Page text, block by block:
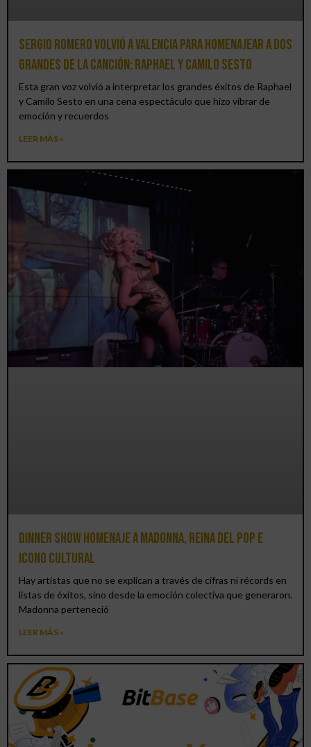
Sergio Romero volvió a Valencia para homenajear a dos
grandes de la canción: Raphael y Camilo Sesto
Esta gran voz volvió a interpretar los grandes éxitos de Raphael
y Camilo Sesto en una cena espectáculo que hizo vibrar de
emoción y recuerdos
LEER MÁS »
Dinner Show homenaje a Madonna, reina del pop e
icono cultural
Hay artistas que no se explican a través de cifras ni récords en
listas de éxitos, sino desde la emoción colectiva que generaron.
Madonna perteneció
LEER MÁS »